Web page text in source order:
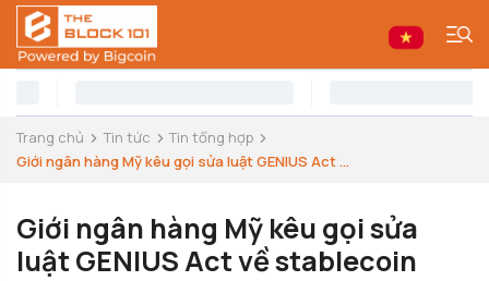
Trang chủ Tin tức
Tin tổng hợp
Giới ngân hàng Mỹ kêu gọi sửa luật GENIUS Act ...
Giới ngân hàng Mỹ kêu gọi sửa
luật GENIUS Act về stablecoin